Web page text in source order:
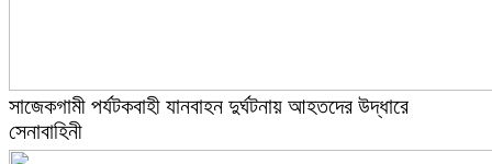
সাজেকগামী পর্যটকবাহী যানবাহন দুর্ঘটনায় আহতদের উদ্ধারে
সেনাবাহিনী